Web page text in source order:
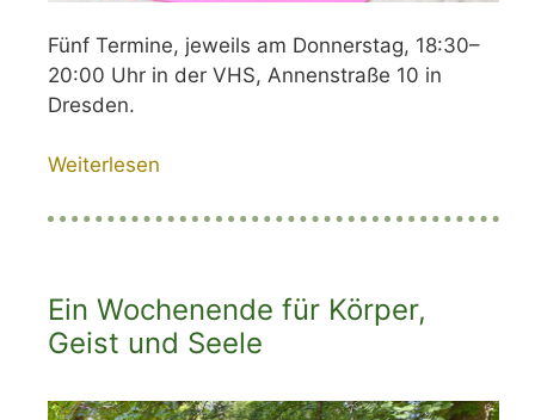
Fünf Termine, jeweils am Donnerstag, 18:30–
20:00 Uhr in der VHS, Annenstraße 10 in
Dresden.
Weiterlesen
Ein Wochenende für Körper,
Geist und Seele